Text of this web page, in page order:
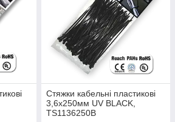
Стяжки кабельні пластикові
3,6x250мм UV BLACK,
TS1136250B